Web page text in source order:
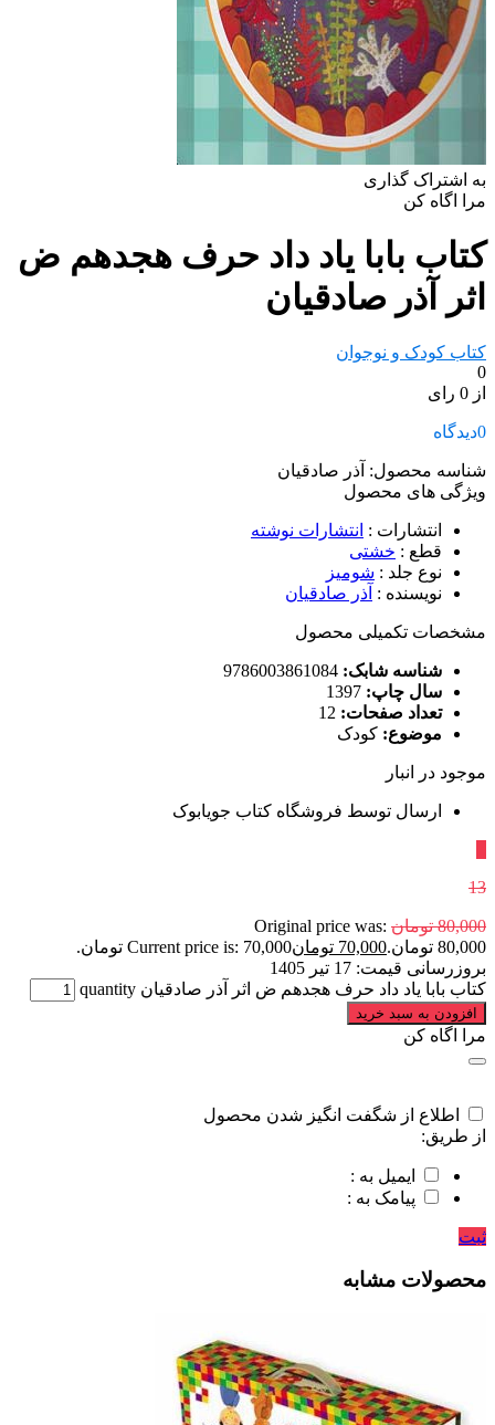
به اشتراک گذاری
مرا اگاه کن
کتاب بابا یاد داد حرف هجدهم ض
اثر آذر صادقیان
کتاب کودک و نوجوان
0
از 0 رای
0دیدگاه
شناسه محصول: آذر صادقیان
ویژگی های محصول
انتشارات : انتشارات نوشته
قطع : خشتی
نوع جلد : شومیز
نویسنده : آذر صادقیان
مشخصات تکمیلی محصول
شناسه شابک:
سال چاپ:
تعداد صفحات:
موضوع: کودک
موجود در انبار
ارسال توسط فروشگاه کتاب جویابوک
13
80,000 تومان Original price was:
80,000 تومان.
70,000 تومانCurrent price is: 70,000 تومان.
بروزرسانی قیمت: 17 تیر 1405
کتاب بابا یاد داد حرف هجدهم ض اثر آذر صادقیان quantity
افزودن به سبد خرید
مرا اگاه کن
اطلاع از شگفت انگیز شدن محصول
از طریق:
ایمیل به :
پیامک به :
ثبت
محصولات مشابه